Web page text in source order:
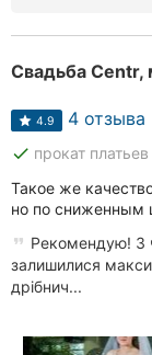
Сумы
Ивано-
Луцк
Ужгород
Карпаты
Свадьба Centr,
4.9 4 отзыва
done прокат платьев
Такое же
но по сниженным
Рекомендую! З
залишилися
дрібнич...